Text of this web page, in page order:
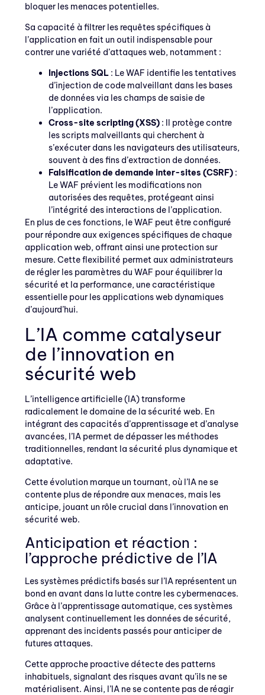
bloquer les menaces potentielles.
Sa capacité à filtrer les requêtes spécifiques à
l’application en fait un outil indispensable pour
contrer une variété d’attaques web, notamment :
Injections SQL : Le WAF identifie les tentatives
d’injection de code malveillant dans les bases
de données via les champs de saisie de
l’application.
Cross-site scripting (XSS) : Il protège contre
les scripts malveillants qui cherchent à
s’exécuter dans les navigateurs des utilisateurs,
souvent à des fins d’extraction de données.
Falsification de demande inter-sites (CSRF) :
Le WAF prévient les modifications non
autorisées des requêtes, protégeant ainsi
l’intégrité des interactions de l’application.
En plus de ces fonctions, le WAF peut être configuré
pour répondre aux exigences spécifiques de chaque
application web, offrant ainsi une protection sur
mesure. Cette flexibilité permet aux administrateurs
de régler les paramètres du WAF pour équilibrer la
sécurité et la performance, une caractéristique
essentielle pour les applications web dynamiques
d’aujourd’hui.
L’IA comme catalyseur
de l’innovation en
sécurité web
L’intelligence artificielle (IA) transforme
radicalement le domaine de la sécurité web. En
intégrant des capacités d’apprentissage et d’analyse
avancées, l’IA permet de dépasser les méthodes
traditionnelles, rendant la sécurité plus dynamique et
adaptative.
Cette évolution marque un tournant, où l’IA ne se
contente plus de répondre aux menaces, mais les
anticipe, jouant un rôle crucial dans l’innovation en
sécurité web.
Anticipation et réaction :
l’approche prédictive de l’IA
Les systèmes prédictifs basés sur l’IA représentent un
bond en avant dans la lutte contre les cybermenaces.
Grâce à l’apprentissage automatique, ces systèmes
analysent continuellement les données de sécurité,
apprenant des incidents passés pour anticiper de
futures attaques.
Cette approche proactive détecte des patterns
inhabituels, signalant des risques avant qu’ils ne se
matérialisent. Ainsi, l’IA ne se contente pas de réagir